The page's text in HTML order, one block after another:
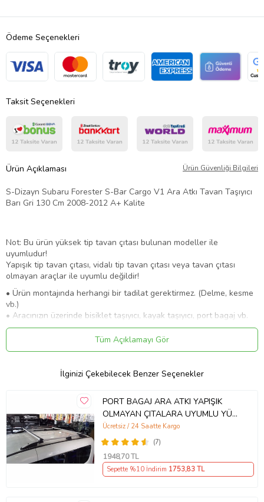
Ödeme Seçenekleri
Taksit Seçenekleri
Ürün Açıklaması Ürün Güvenliği Bilgileri
S-Dizayn Subaru Forester S-Bar Cargo V1 Ara Atkı Tavan Taşıyıcı
Barı Gri 130 Cm 2008-2012 A+ Kalite
Not: Bu ürün yüksek tip tavan çıtası bulunan modeller ile
uyumludur!
Yapışık tip tavan çıtası, vidalı tip tavan çıtası veya tavan çıtası
olmayan araçlar ile uyumlu değildir!
• Ürün montajında herhangi bir tadilat gerektirmez. (Delme, kesme
vb.)
• Aracınızın üzerinde bisiklet taşıyıcı, kayak taşıyıcı, port bagaj vb.
ürünleri taşımak için kullanılır.
• Yüksek tip tavan çıtaları ile uyumludur.
• A+ Kalite birinci sınıf 6000 serisi aluminyumdan üretilmektedir.
halindeyken tavan üzerindeki yükün 75 kg’ı aşmaması
Ürün Kodu:kcm89460444
Tüm Açıklamayı Gör
İlginizi Çekebilecek Benzer Seçenekler
PORT BAGAJ ARA ATKI YAPIŞIK
OLMAYAN ÇITALARA UYUMLU YÜK
TAŞIMA MERDİVEN BİSİKLET
APARATI 135 CM
(7)
Ücretsiz / 24 Saatte Kargo
1948,70 TL
Sepette %10 İndirim 1753,83 TL